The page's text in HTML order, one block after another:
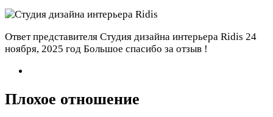
Ответ представителя Студия дизайна интерьера Ridis 24
ноября, 2025 год Большое спасибо за отзыв !
Плохое отношение